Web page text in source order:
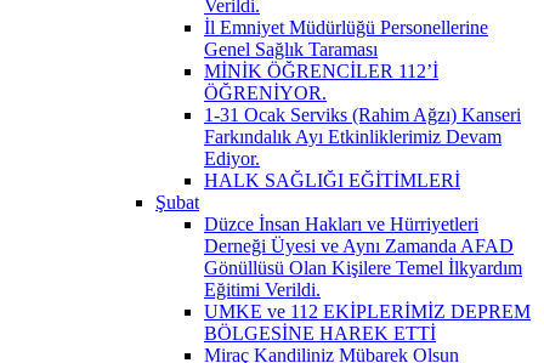
Verildi.
İl Emniyet Müdürlüğü Personellerine
Genel Sağlık Taraması
MİNİK ÖĞRENCİLER 112’İ
ÖĞRENİYOR.
1-31 Ocak Serviks (Rahim Ağzı) Kanseri
Farkındalık Ayı Etkinliklerimiz Devam
Ediyor.
HALK SAĞLIĞI EĞİTİMLERİ
Şubat
Düzce İnsan Hakları ve Hürriyetleri
Derneği Üyesi ve Aynı Zamanda AFAD
Gönüllüsü Olan Kişilere Temel İlkyardım
Eğitimi Verildi.
UMKE ve 112 EKİPLERİMİZ DEPREM
BÖLGESİNE HAREK ETTİ
Miraç Kandiliniz Mübarek Olsun